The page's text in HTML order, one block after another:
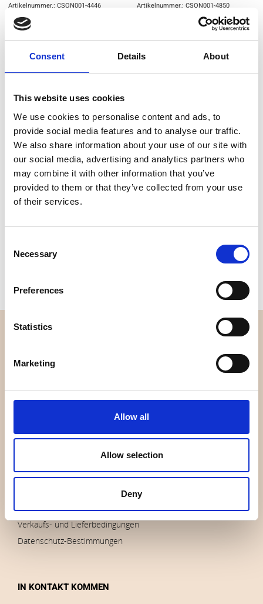
Consent Details About
This website uses cookies
We use cookies to personalise content and ads, to
provide social media features and to analyse our traffic.
We also share information about your use of our site with
our social media, advertising and analytics partners who
may combine it with other information that you’ve
provided to them or that they’ve collected from your use
of their services.
Selection
Necessary
Preferences
Statistics
Marketing
Allow all
Allow selection
Deny
Artikelnummer.: CSON001-4446
KARTO Sonja 44/46
Artikelnummer.: CSON001-4850
KARTO Sonja 48/50
KARTO Sonja 52/54 KARTO Sonja 56/58
Wer sind wir
Nachricht
Impressum
Verkaufs- und Lieferbedingungen
Datenschutz-Bestimmungen
IN KONTAKT KOMMEN